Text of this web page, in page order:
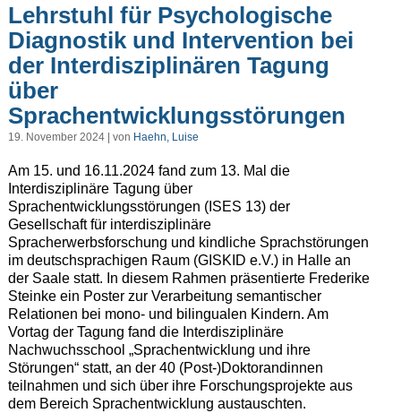
Lehrstuhl für Psychologische
Diagnostik und Intervention bei
der Interdisziplinären Tagung
über
Sprachentwicklungsstörungen
19. November 2024 | von Haehn, Luise
Am 15. und 16.11.2024 fand zum 13. Mal die
Interdisziplinäre Tagung über
Sprachentwicklungsstörungen (ISES 13) der
Gesellschaft für interdisziplinäre
Spracherwerbsforschung und kindliche Sprachstörungen
im deutschsprachigen Raum (GISKID e.V.) in Halle an
der Saale statt. In diesem Rahmen präsentierte Frederike
Steinke ein Poster zur Verarbeitung semantischer
Relationen bei mono- und bilingualen Kindern. Am
Vortag der Tagung fand die Interdisziplinäre
Nachwuchsschool „Sprachentwicklung und ihre
Störungen“ statt, an der 40 (Post-)Doktorandinnen
teilnahmen und sich über ihre Forschungsprojekte aus
dem Bereich Sprachentwicklung austauschten.